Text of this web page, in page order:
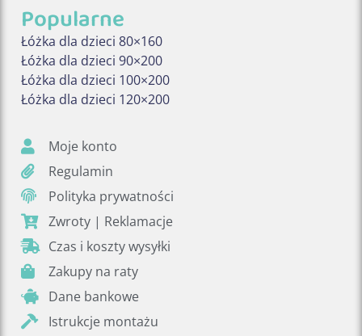
Popularne
Łóżka dla dzieci 80×160
Łóżka dla dzieci 90×200
Łóżka dla dzieci 100×200
Łóżka dla dzieci 120×200
Moje konto
Regulamin
Polityka prywatności
Zwroty | Reklamacje
Czas i koszty wysyłki
Zakupy na raty
Dane bankowe
Istrukcje montażu